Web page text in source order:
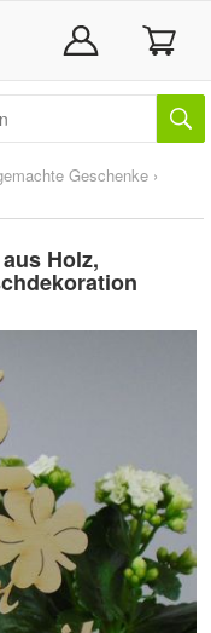
Geschenke ›
Holz,